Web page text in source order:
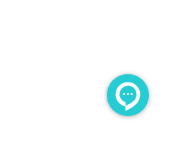
هوشمند محفوظ می باشد.